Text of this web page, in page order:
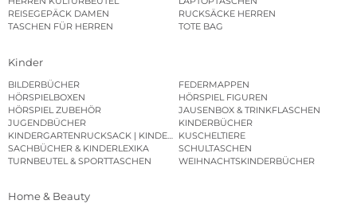
REISEGEPÄCK DAMEN
RUCKSÄCKE HERREN
TASCHEN FÜR HERREN
TOTE BAG
Kinder
BILDERBÜCHER
FEDERMAPPEN
HÖRSPIELBOXEN
HÖRSPIEL FIGUREN
HÖRSPIEL ZUBEHÖR
JAUSENBOX & TRINKFLASCHEN
JUGENDBÜCHER
KINDERBÜCHER
KINDERGARTENRUCKSACK | KINDERGARTENBEUTEL
KUSCHELTIERE
SACHBÜCHER & KINDERLEXIKA
SCHULTASCHEN
TURNBEUTEL & SPORTTASCHEN
WEIHNACHTSKINDERBÜCHER
Home & Beauty